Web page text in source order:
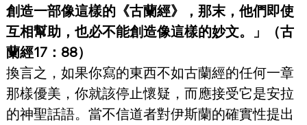
創造一部像這樣的《古蘭經》，那末，他們即使
互相幫助，也必不能創造像這樣的妙文。」（古
蘭經17：88）
換言之，如果你寫的東西不如古蘭經的任何一章
那樣優美，你就該停止懷疑，而應接受它是安拉
的神聖話語。當不信道者對伊斯蘭的確實性提出